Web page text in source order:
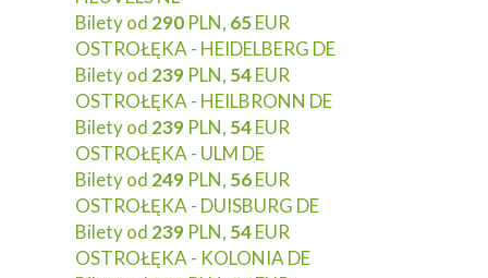
Bilety od 290 PLN, 65EUR
OSTROŁĘKA - HEIDELBERG DE
Bilety od 239 PLN, 54EUR
OSTROŁĘKA - HEILBRONN DE
Bilety od 239 PLN, 54EUR
OSTROŁĘKA - ULM DE
Bilety od 249 PLN, 56EUR
OSTROŁĘKA - DUISBURG DE
Bilety od 239 PLN, 54EUR
OSTROŁĘKA - KOLONIA DE